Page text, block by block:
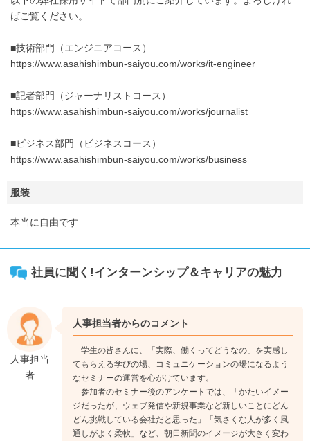
ばご覧ください。
■技術部門（エンジニアコース）
https://www.asahishimbun-saiyou.com/works/it-engineer
■記者部門（ジャーナリストコース）
https://www.asahishimbun-saiyou.com/works/journalist
■ビジネス部門（ビジネスコース）
https://www.asahishimbun-saiyou.com/works/business
服装
本当に自由です
社員に聞く!インターンシップ＆キャリアの魅力
人事担当
者
人事担当者からのコメント
学生の皆さんに、「実際、働くってどうなの」を実感し
てもらえる学びの場、コミュニケーションの場になるよう
なセミナーの運営を心がけています。
参加者のセミナー後のアンケートでは、「かたいイメー
ジだったが、ウェブ発信や新規事業など新しいことにどん
どん挑戦している会社だと思った」「気さくな人が多く風
通しがよく柔軟」など、朝日新聞のイメージが大きく変わ